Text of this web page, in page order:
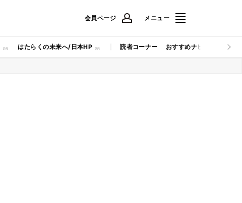
会員ページ メニュー
はたらくの未来へ/日本HP 読者コーナー おすすめナビ マイナビ